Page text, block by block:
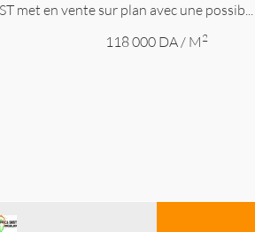
met en vente sur plan avec une possib...
118 000 DA/ M 2